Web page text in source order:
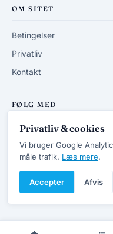
OM SITET
Betingelser
Privatliv
Kontakt
FØLG MED
RSS-feed
© 2013-2026
Privatliv & cookies
Vi bruger Google
måle trafik. Læs mere.
Accepter Afvis